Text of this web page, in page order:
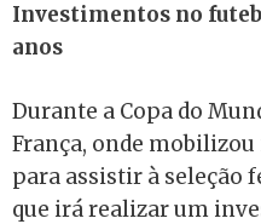
Investimentos no
anos
Durante a Copa do
França, onde
para assistir à seleção
que irá realizar um